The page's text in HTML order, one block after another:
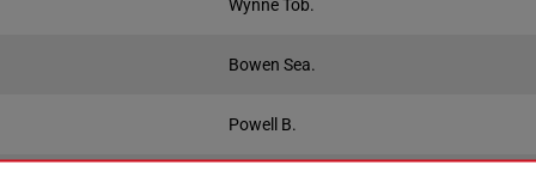
Wynne Tob.
Bowen Sea.
Powell B.